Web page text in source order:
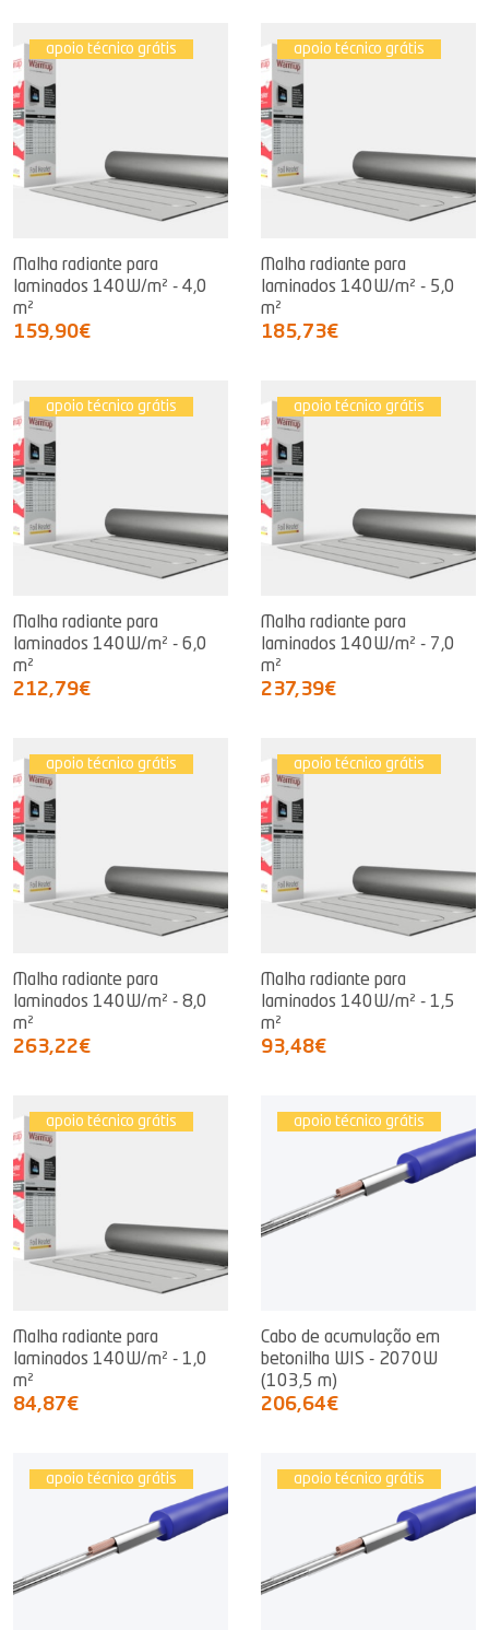
apoio técnico grátis
Malha radiante para
laminados 140W/m² - 4,0
m²
159,90€
apoio técnico grátis
Malha radiante para
laminados 140W/m² - 5,0
m²
185,73€
apoio técnico grátis
Malha radiante para
laminados 140W/m² - 6,0
m²
212,79€
apoio técnico grátis
Malha radiante para
laminados 140W/m² - 7,0
m²
237,39€
apoio técnico grátis
Malha radiante para
laminados 140W/m² - 8,0
m²
263,22€
apoio técnico grátis
Malha radiante para
laminados 140W/m² - 1,5
m²
93,48€
apoio técnico grátis
Malha radiante para
laminados 140W/m² - 1,0
m²
84,87€
apoio técnico grátis
Cabo de acumulação em
betonilha WIS - 2070W
(103,5 m)
206,64€
apoio técnico grátis apoio técnico grátis